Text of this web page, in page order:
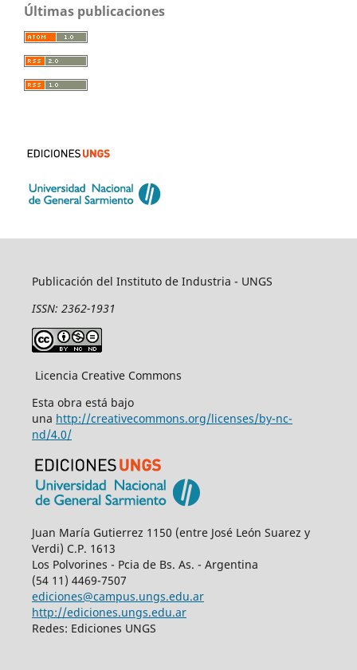
Últimas publicaciones
Publicación del Instituto de Industria - UNGS
ISSN: 2362-1931
Licencia Creative Commons
Esta obra está bajo
una http://creativecommons.org/licenses/by-nc-
nd/4.0/
Juan María Gutierrez 1150 (entre José León Suarez y
Verdi) C.P. 1613
Los Polvorines - Pcia de Bs. As. - Argentina
(54 11) 4469-7507
ediciones@campus.ungs.edu.ar
http://ediciones.ungs.edu.ar
Redes: Ediciones UNGS